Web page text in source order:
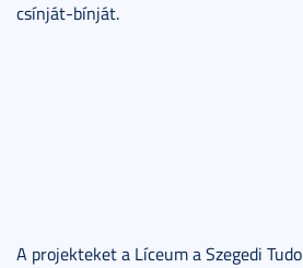
csínját-bínját.
A projekteket a Líceum a Szegedi